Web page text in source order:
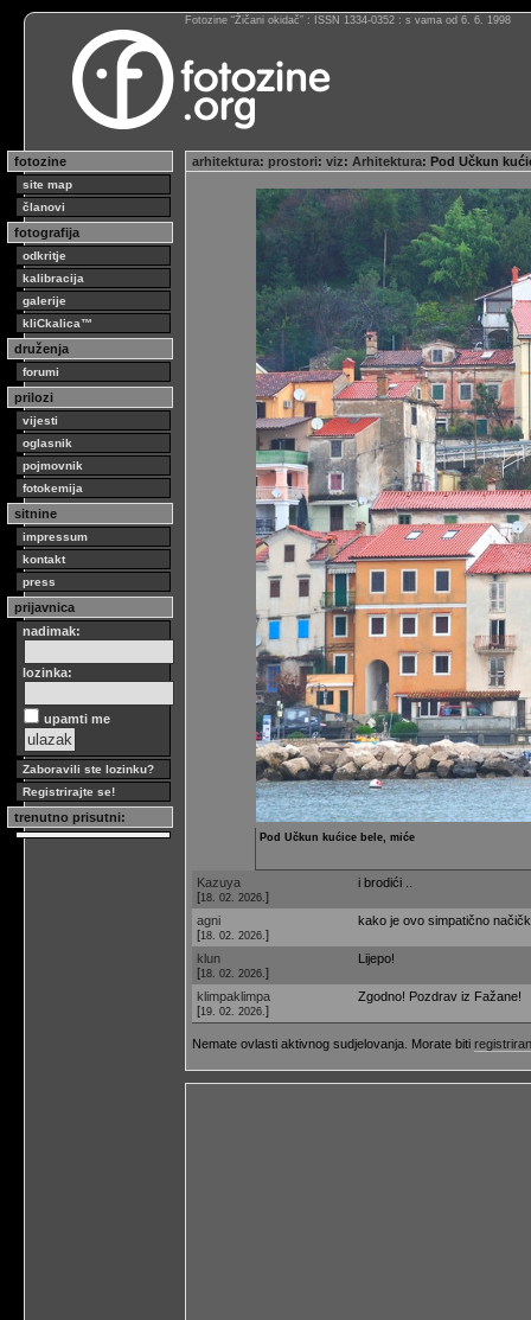
Fotozine “Žičani okidač” : ISSN 1334-0352 : s vama od 6. 6. 1998
fotozine
site map
članovi
fotografija
odkritje
kalibracija
galerije
kliCkalica™
druženja
forumi
prilozi
vijesti
oglasnik
pojmovnik
fotokemija
sitnine
impressum
kontakt
press
prijavnica
nadimak:
lozinka:
upamti me
Zaboravili ste lozinku?
Registrirajte se!
trenutno prisutni:
arhitektura: prostori: viz: Arhitektura: Pod Učkun
Pod Učkun kućice bele, miće
Kazuya
[18. 02. 2026. ]
i brodići ..
agni
[18. 02. 2026. ]
kako je ovo simpatično
klun
[18. 02. 2026. ]
Lijepo!
klimpaklimpa
[19. 02. 2026. ]
Zgodno! Pozdrav iz Fažane!
Nemate ovlasti aktivnog sudjelovanja. Morate biti